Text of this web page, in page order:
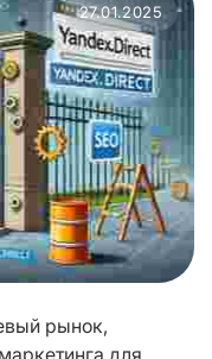
27.01.2025
рынок,
для